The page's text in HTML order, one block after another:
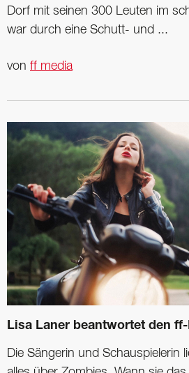
Dorf mit seinen 300 Leuten im
war durch eine Schutt- und ...
von ff media
Lisa Laner beantwortet den
Die Sängerin und Schauspielerin